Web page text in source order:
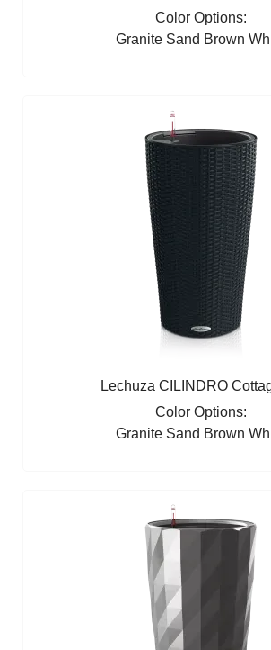
Color Options:
Granite Sand Brown
Lechuza CILINDRO
Color Options:
Granite Sand Brown